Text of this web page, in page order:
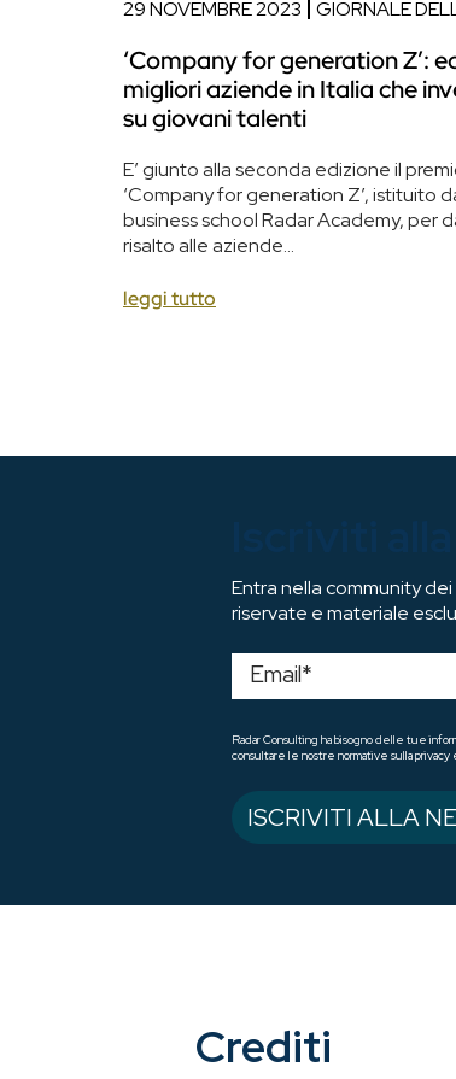
29 NOVEMBRE 2023 GIORNALE
‘Company for generation Z’:
migliori aziende in Italia che
su giovani talenti
E’ giunto alla seconda edizione il
‘Company for generation Z’, istituito
business school Radar Academy, per
risalto alle aziende...
leggi tutto
Entra nella community
riservate e materiale
Radar Consulting ha bisogno delle tue
consultare le nostre normative sulla
Crediti